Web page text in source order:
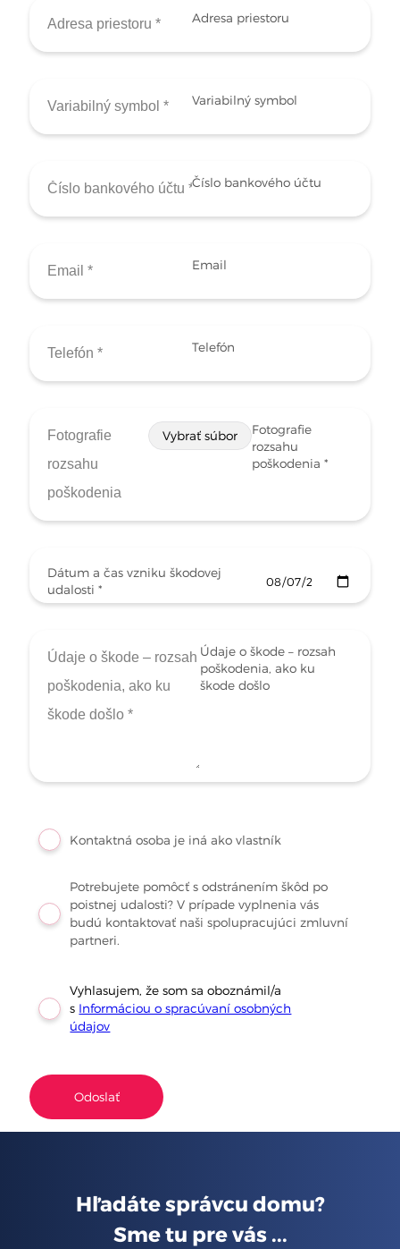
Adresa priestoru
Variabilný symbol
Číslo bankového účtu
Email
Telefón
Fotografie
rozsahu
poškodenia
Vybrať súbor
Fotografie
rozsahu
poškodenia *
Dátum a čas vzniku škodovej
udalosti *
Údaje o škode – rozsah
poškodenia, ako ku
škode došlo
Kontaktná osoba je iná ako vlastník
Potrebujete pomôcť s odstránením škôd po
poistnej udalosti? V prípade vyplnenia vás
budú kontaktovať naši spolupracujúci zmluvní
partneri.
Vyhlasujem, že som sa oboznámil/a
s Informáciou o spracúvaní osobných
údajov
Odoslať
Hľadáte správcu domu?
Sme tu pre vás ...